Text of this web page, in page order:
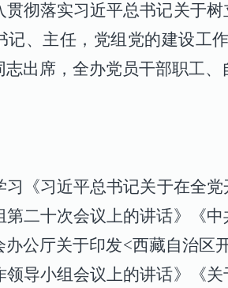
贯彻落实习近平总书记关于
记、主任，党组党的建设工
志出席，全办党员干部职工
习《习近平总书记关于在全
第二十次会议上的讲话》《
办公厅关于印发<西藏自治区
领导小组会议上的讲话》《